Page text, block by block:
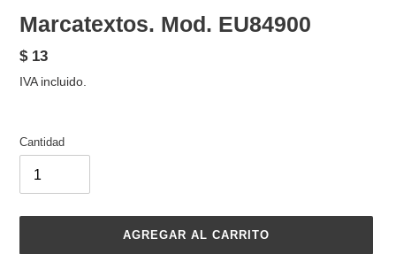
Marcatextos. Mod. EU84900
Precio
habitual
$ 13
IVA incluido.
Cantidad
AGREGAR AL CARRITO